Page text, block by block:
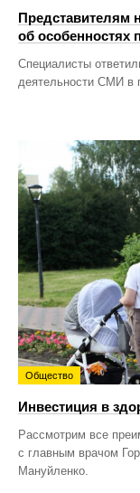
Представителям
об особенностях
Специалисты
деятельности СМИ в
Общество
Инвестиция в
Рассмотрим все
с главным врачом
Мануйленко.